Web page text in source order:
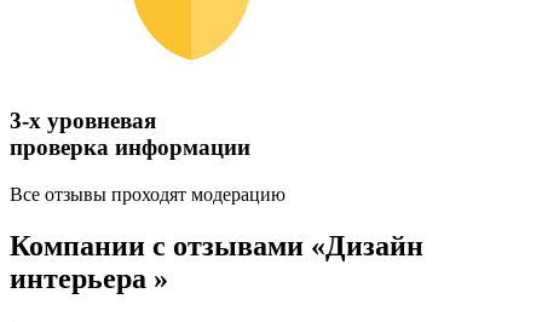
3-х уровневая
проверка информации
Все отзывы проходят модерацию
Компании с отзывами «Дизайн
интерьера »